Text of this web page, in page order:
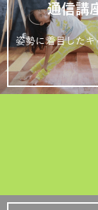
通信講
姿勢に着目したキ